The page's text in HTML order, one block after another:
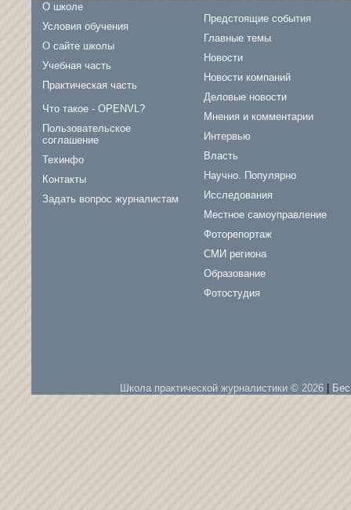
О школе
Условия обучения
О сайте школы
Учебная часть
Практическая часть
Что такое - OPENVL?
Пользовательское
соглашение
Техинфо
Контакты
Задать вопрос журналистам
Предстоящие события
Главные темы
Новости
Новости компаний
Деловые новости
Мнения и комментарии
Интервью
Власть
Научно. Популярно
Исследования
Местное самоуправление
Фоторепортаж
СМИ региона
Образование
Фотостудия
Школа практической журналистики © 2026|